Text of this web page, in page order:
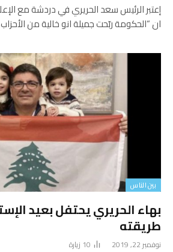
إعتبر الرئيس سعد الحريري في دردشة مع
ان “الحكومة ربّحت جميلة انو خالية من
بين الناس
بهاء الحريري يحتفل بعيد
طريقته
نوفمبر 22, 2019 10 زيارة